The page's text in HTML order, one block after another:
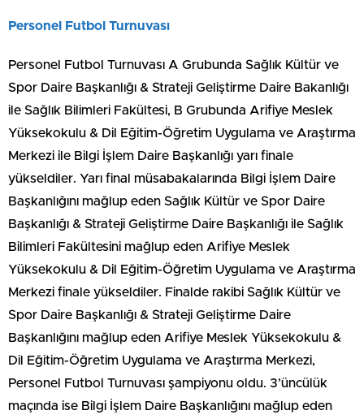
Personel Futbol Turnuvası
Personel Futbol Turnuvası A Grubunda Sağlık Kültür ve
Spor Daire Başkanlığı & Strateji Geliştirme Daire Bakanlığı
ile Sağlık Bilimleri Fakültesi, B Grubunda Arifiye Meslek
Yüksekokulu & Dil Eğitim-Öğretim Uygulama ve Araştırma
Merkezi ile Bilgi İşlem Daire Başkanlığı yarı finale
yükseldiler. Yarı final müsabakalarında Bilgi İşlem Daire
Başkanlığını mağlup eden Sağlık Kültür ve Spor Daire
Başkanlığı & Strateji Geliştirme Daire Başkanlığı ile Sağlık
Bilimleri Fakültesini mağlup eden Arifiye Meslek
Yüksekokulu & Dil Eğitim-Öğretim Uygulama ve Araştırma
Merkezi finale yükseldiler. Finalde rakibi Sağlık Kültür ve
Spor Daire Başkanlığı & Strateji Geliştirme Daire
Başkanlığını mağlup eden Arifiye Meslek Yüksekokulu &
Dil Eğitim-Öğretim Uygulama ve Araştırma Merkezi,
Personel Futbol Turnuvası şampiyonu oldu. 3’üncülük
maçında ise Bilgi İşlem Daire Başkanlığını mağlup eden